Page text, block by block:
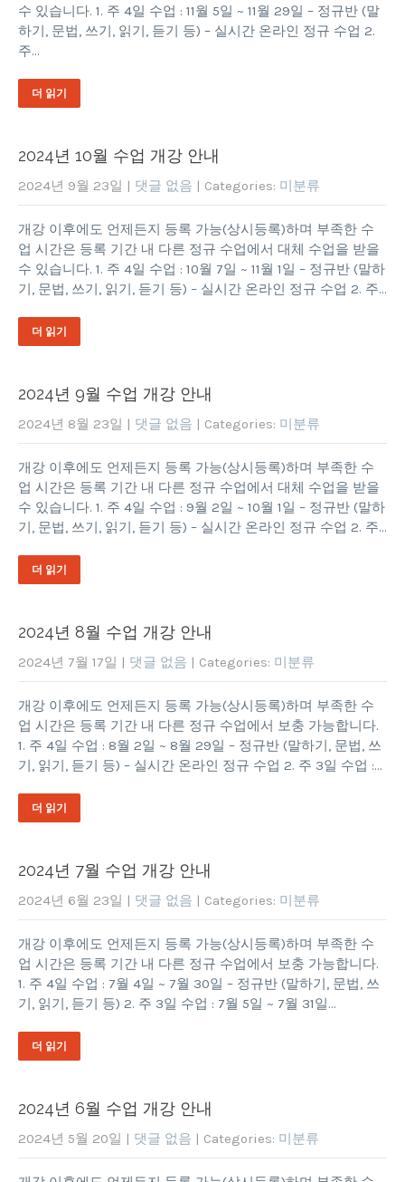
수 있습니다. 1. 주 4일 수업 : 11월 5일 ~ 11월 29일 – 정규반 (말
하기, 문법, 쓰기, 읽기, 듣기 등) – 실시간 온라인 정규 수업 2.
주…
더 읽기
2024년 10월 수업 개강 안내
2024년 9월 23일 | 댓글 없음 | Categories: 미분류
개강 이후에도 언제든지 등록 가능(상시등록)하며 부족한 수
업 시간은 등록 기간 내 다른 정규 수업에서 대체 수업을 받을
수 있습니다. 1. 주 4일 수업 : 10월 7일 ~ 11월 1일 – 정규반 (말하
기, 문법, 쓰기, 읽기, 듣기 등) – 실시간 온라인 정규 수업 2. 주…
더 읽기
2024년 9월 수업 개강 안내
2024년 8월 23일 | 댓글 없음 | Categories: 미분류
개강 이후에도 언제든지 등록 가능(상시등록)하며 부족한 수
업 시간은 등록 기간 내 다른 정규 수업에서 대체 수업을 받을
수 있습니다. 1. 주 4일 수업 : 9월 2일 ~ 10월 1일 – 정규반 (말하
기, 문법, 쓰기, 읽기, 듣기 등) – 실시간 온라인 정규 수업 2. 주…
더 읽기
2024년 8월 수업 개강 안내
2024년 7월 17일 | 댓글 없음 | Categories: 미분류
개강 이후에도 언제든지 등록 가능(상시등록)하며 부족한 수
업 시간은 등록 기간 내 다른 정규 수업에서 보충 가능합니다.
1. 주 4일 수업 : 8월 2일 ~ 8월 29일 – 정규반 (말하기, 문법, 쓰
기, 읽기, 듣기 등) – 실시간 온라인 정규 수업 2. 주 3일 수업 :…
더 읽기
2024년 7월 수업 개강 안내
2024년 6월 23일 | 댓글 없음 | Categories: 미분류
개강 이후에도 언제든지 등록 가능(상시등록)하며 부족한 수
업 시간은 등록 기간 내 다른 정규 수업에서 보충 가능합니다.
1. 주 4일 수업 : 7월 4일 ~ 7월 30일 – 정규반 (말하기, 문법, 쓰
기, 읽기, 듣기 등) 2. 주 3일 수업 : 7월 5일 ~ 7월 31일…
더 읽기
2024년 6월 수업 개강 안내
2024년 5월 20일 | 댓글 없음 | Categories: 미분류